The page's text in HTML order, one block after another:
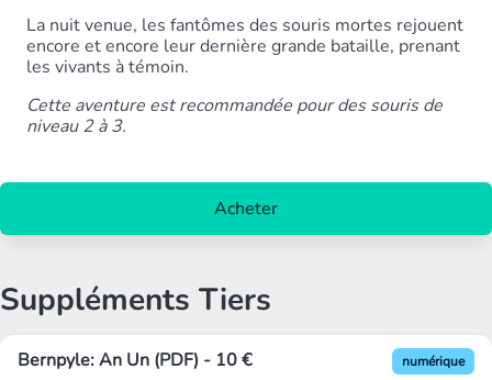
La nuit venue, les fantômes des souris mortes rejouent
encore et encore leur dernière grande bataille, prenant
les vivants à témoin.
Cette aventure est recommandée pour des souris de
niveau 2 à 3.
Acheter
Suppléments Tiers
Bernpyle: An Un (PDF) - 10 € numérique